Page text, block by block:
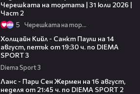
Черешката на тортата | 31 юли 2026 |
Част 2
5 Черешката на тортата
Холщайн Кийл - Санкт Паули на 14
август, петък от 19:30 ч. по DIEMA
SPORT 3
Diema Sport 3
Ланс - Пари Сен Жермен на 16 август,
неделя от 21:45 ч. по DIEMA SPORT 2